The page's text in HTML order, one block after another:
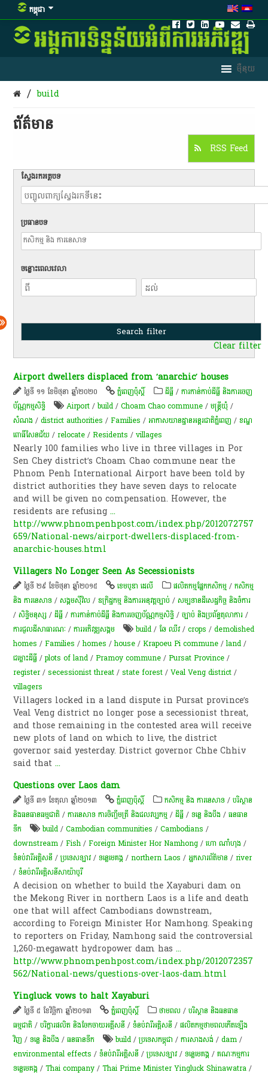
កម្ពុជា
/ build
ព័ត៌មាន​
RSS Feed
ស្វែងរកអត្ថបទ
ប្រធានបទ
ចន្លោះពេលវេលា
Clear filter
Airport dwellers displaced from ‘anarchic’ houses
ថ្ងៃទី ១១ ខែមិថុនា ឆ្នាំ២០២០ ភ្នំពេញប៉ុស្តិ៍ ដីធ្លី /ការកាន់កាប់​ដីធ្លី និង​ការចេញ​
ប័ណ្ណកម្មសិទ្ធិ​
Airport /build /Choam Chao commune /មន្ត្រីឃុំ​ /
សំណង /district authorities /Families /អាកាសយានដ្ឋានអន្តរជាតិភ្នំពេញ /ខណ្ឌ​
ពោធិ៍​សែន​ជ័យ /relocate /Residents /villages
Nearly 100 families who live in three villages in Por
Sen Chey district’s Choam Chao commune near the
Phnom Penh International Airport have been told by
district authorities they have seven days to relocate
and will be given no compensation. However, the
residents are refusing...
http://www.phnompenhpost.com/index.php/2012072757
659/National-news/airport-dwellers-displaced-from-
anarchic-houses.html
Villagers No Longer Seen As Secessionists
ថ្ងៃទី ២៩ ខែមិថុនា ឆ្នាំ២០១៥ ខេមបូឌា ដេលី ​ផលិតកម្ម​ផ្នែក​កសិកម្ម​ /កសិកម្ម​
និង​ ការ​នេ​សាទ​ /សង្គមស៊ីវិល /ឧក្រិដ្ឋកម្ម និងការអនុវត្តច្បាប់ /សម្បទានដីសេដ្ឋកិច្ច និងចំការ
/សិទ្ធិមនុស្ស /ដីធ្លី /ការកាន់កាប់​ដីធ្លី និង​ការចេញ​ប័ណ្ណកម្មសិទ្ធិ​ /ច្បាប់ និងប្រព័ន្ធតុលាការ /
ការជួលដីសាធារណៈ /ការ​អភិវឌ្ឍ​សង្គម build /ឆែ ឈីវ /crops /demolished
homes /Families /homes /house /Krapoeu Pi commune /land /
ជម្លោះ​ដីធ្លី /plots of land /Pramoy commune /Pursat Province /
register/secessionist threat /state forest /Veal Veng district /
villagers
Villagers locked in a land dispute in Pursat province’s
Veal Veng district no longer pose a secessionist threat,
and those remaining in the contested area will receive
new plots of land on which to live, the district
governor said yesterday. District governor Chhe Chhiv
said that...
Questions over Laos dam
ថ្ងៃទី ៣១ ខែតុលា ឆ្នាំ២០១៣ ភ្នំពេញប៉ុស្តិ៍ កសិកម្ម​ និង​ ការ​នេ​សាទ​ /បរិស្ថាន
និងធនធានធម្មជាតិ /ការនេសាទ ការចិញ្ចឹមត្រី និងជលវប្បកម្ម /ដីធ្លី /ទន្លេ និងបឹង /​ធនធាន​
ទឹក​
build /Cambodian communities /Cambodians /
downstream /Fish /Foreign Minister Hor Namhong /ហោ ណាំហុង /
ទំនប់វារីអគ្គិសនី /ប្រទេសឡាវ /ទន្លេមេគង្គ /northern Laos /អ្នកសារព័ត៌មាន /river
/ទំនប់​វារីអគ្គិសនី​សាយ៉ាបូរី
A decision on whether to build the Xayaburi dam on
the Mekong River in northern Laos is a life and death
one that will affect Cambodians downstream,
according to Foreign Minister Hor Namhong. Speaking
to reporters on Friday, Namhong said the controversial
1,260-megawatt hydropower dam has...
http://www.phnompenhpost.com/index.php/2012072357
562/National-news/questions-over-laos-dam.html
Yingluck vows to halt Xayaburi
ថ្ងៃទី ៥ ខែវិច្ឆិកា ឆ្នាំ២០១៣ ភ្នំពេញប៉ុស្តិ៍ ថាមពល /បរិស្ថាន និងធនធាន
ធម្មជាតិ /បរិក្ខារផលិត និងចែកចាយអគ្គីសនី /ទំនប់​វា​រី​អគ្គិសនី​ /ផលិតកម្មថាមពលកើតឡើង
វិញ /ទន្លេ និងបឹង /​ធនធាន​ទឹក​ build /ប្រទេសកម្ពុជា /ការសាងសង់ /dam /
environmental effects /ទំនប់វារីអគ្គិសនី /ប្រទេសឡាវ /ទន្លេមេគង្គ /គណៈកម្មការ​
ទន្លេ​មេគង្គ /Thai company /Thai Prime Minister Yingluck Shinawatra /